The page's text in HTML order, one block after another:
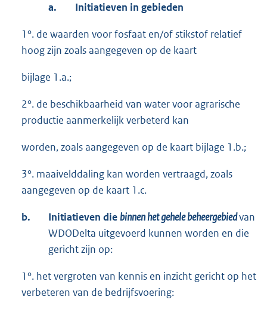
a. Initiatieven in gebieden
1°. de waarden voor fosfaat en/of stikstof relatief
hoog zijn zoals aangegeven op de kaart
bijlage 1.a.;
2°. de beschikbaarheid van water voor agrarische
productie aanmerkelijk verbeterd kan
worden, zoals aangegeven op de kaart bijlage 1.b.;
3°. maaivelddaling kan worden vertraagd, zoals
aangegeven op de kaart 1.c.
b. Initiatieven diebinnen het gehele beheergebiedvan
WDODelta uitgevoerd kunnen worden en die
gericht zijn op:
1°. het vergroten van kennis en inzicht gericht op het
verbeteren van de bedrijfsvoering: